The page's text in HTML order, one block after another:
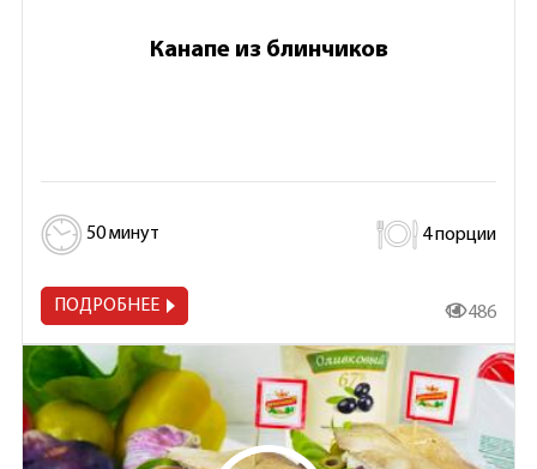
Канапе из блинчиков
50 минут 4 порции
ПОДРОБНЕЕ 11 486